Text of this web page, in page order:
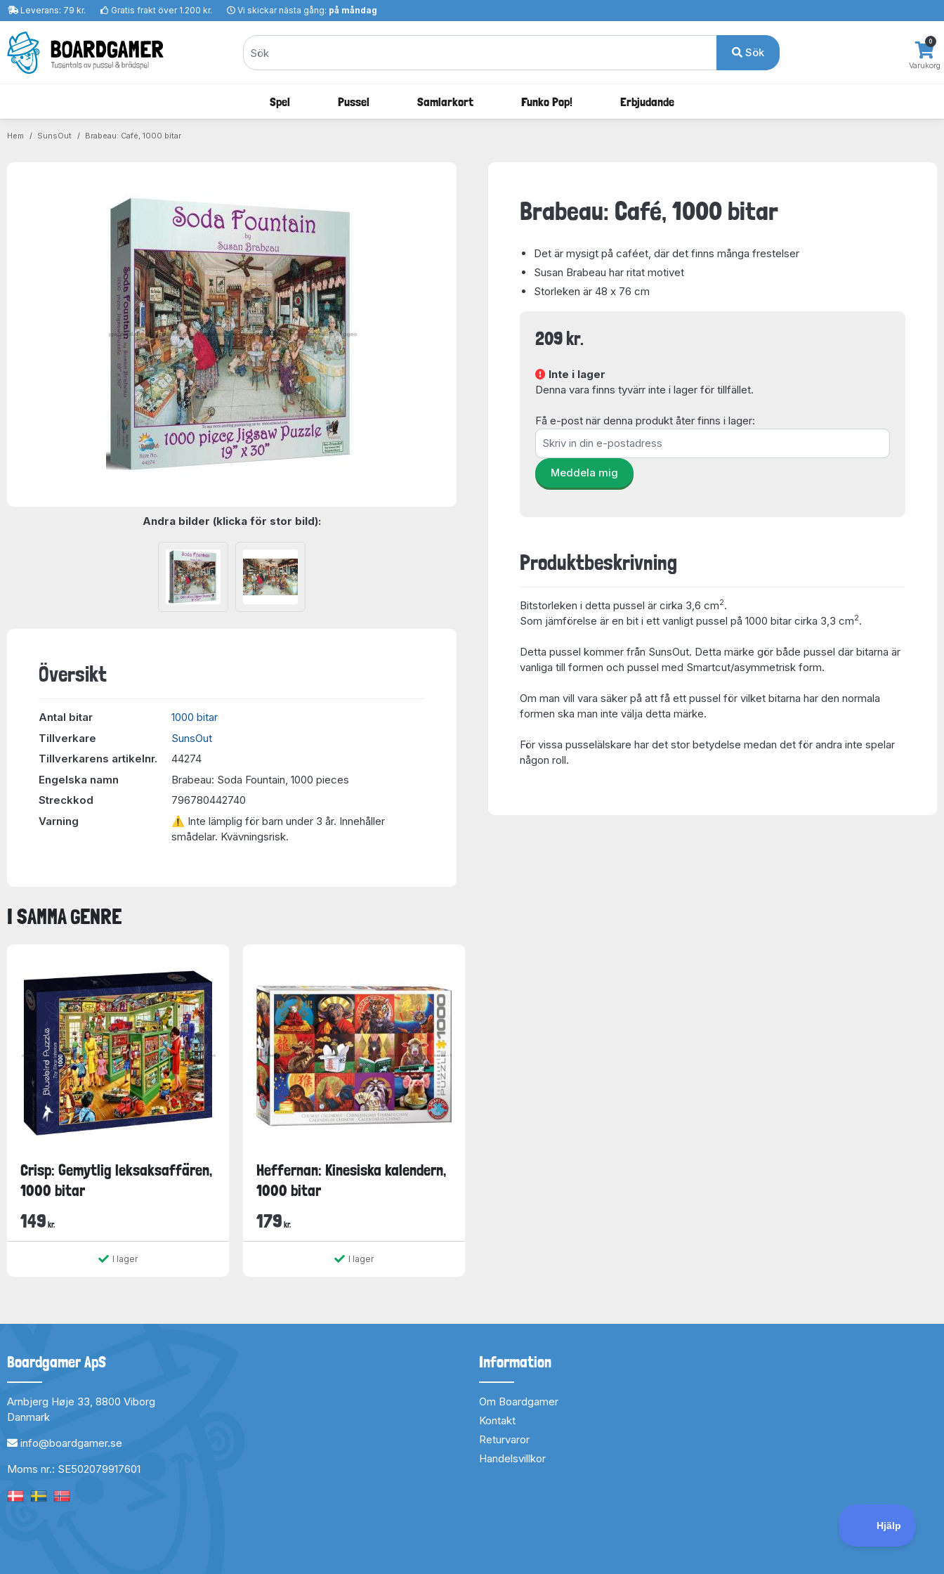
Leverans: 79 kr. Gratis frakt över 1.200 kr. Vi skickar nästa gång: på måndag
Sök
Varukorg
0
Spel Pussel Samlarkort Funko Pop! Erbjudande
Hem SunsOut Brabeau: Café, 1000 bitar
Andra bilder (klicka för stor bild):
Översikt
Antal bitar
1000 bitar
Tillverkare
SunsOut
Tillverkarens artikelnr.
44274
Engelska namn
Brabeau: Soda Fountain, 1000 pieces
Streckkod
796780442740
Varning
⚠ Inte lämplig för barn under 3 år. Innehåller
smådelar. Kvävningsrisk.
Brabeau: Café, 1000 bitar
Det är mysigt på caféet, där det finns många frestelser
Susan Brabeau har ritat motivet
Storleken är 48 x 76 cm
209 kr.
Inte i lager
Denna vara finns tyvärr inte i lager för tillfället.
Få e-post när denna produkt åter finns i lager:
Meddela mig
Produktbeskrivning
Bitstorleken i detta pussel är cirka 3,6 cm2.
Som jämförelse är en bit i ett vanligt pussel på 1000 bitar cirka 3,3 cm2.
Detta pussel kommer från SunsOut. Detta märke gör både pussel där bitarna är
vanliga till formen och pussel med Smartcut/asymmetrisk form.
Om man vill vara säker på att få ett pussel för vilket bitarna har den normala
formen ska man inte välja detta märke.
För vissa pusselälskare har det stor betydelse medan det för andra inte spelar
någon roll.
I SAMMA GENRE
Crisp: Gemytlig leksaksaffären,
1000 bitar
149 kr.
I lager
Heffernan: Kinesiska kalendern,
1000 bitar
179 kr.
I lager
Boardgamer ApS
Arnbjerg Høje 33, 8800 Viborg
Danmark
info@boardgamer.se
Moms nr.: SE502079917601
Information
Om Boardgamer
Kontakt
Returvaror
Handelsvillkor